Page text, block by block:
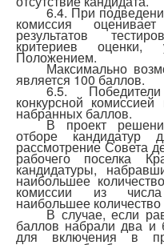
6.4. При
комиссия
результатов
критериев оценки,
Положением.
Максимально
является 100 баллов.
6.5.
конкурсной
набранных баллов.
В проект
отборе кандидатур
рассмотрение Совета
рабочего поселка
кандидатуры,
наибольшее
комиссии из
наибольшее
В случае, если
баллов набрали два и
для включения в